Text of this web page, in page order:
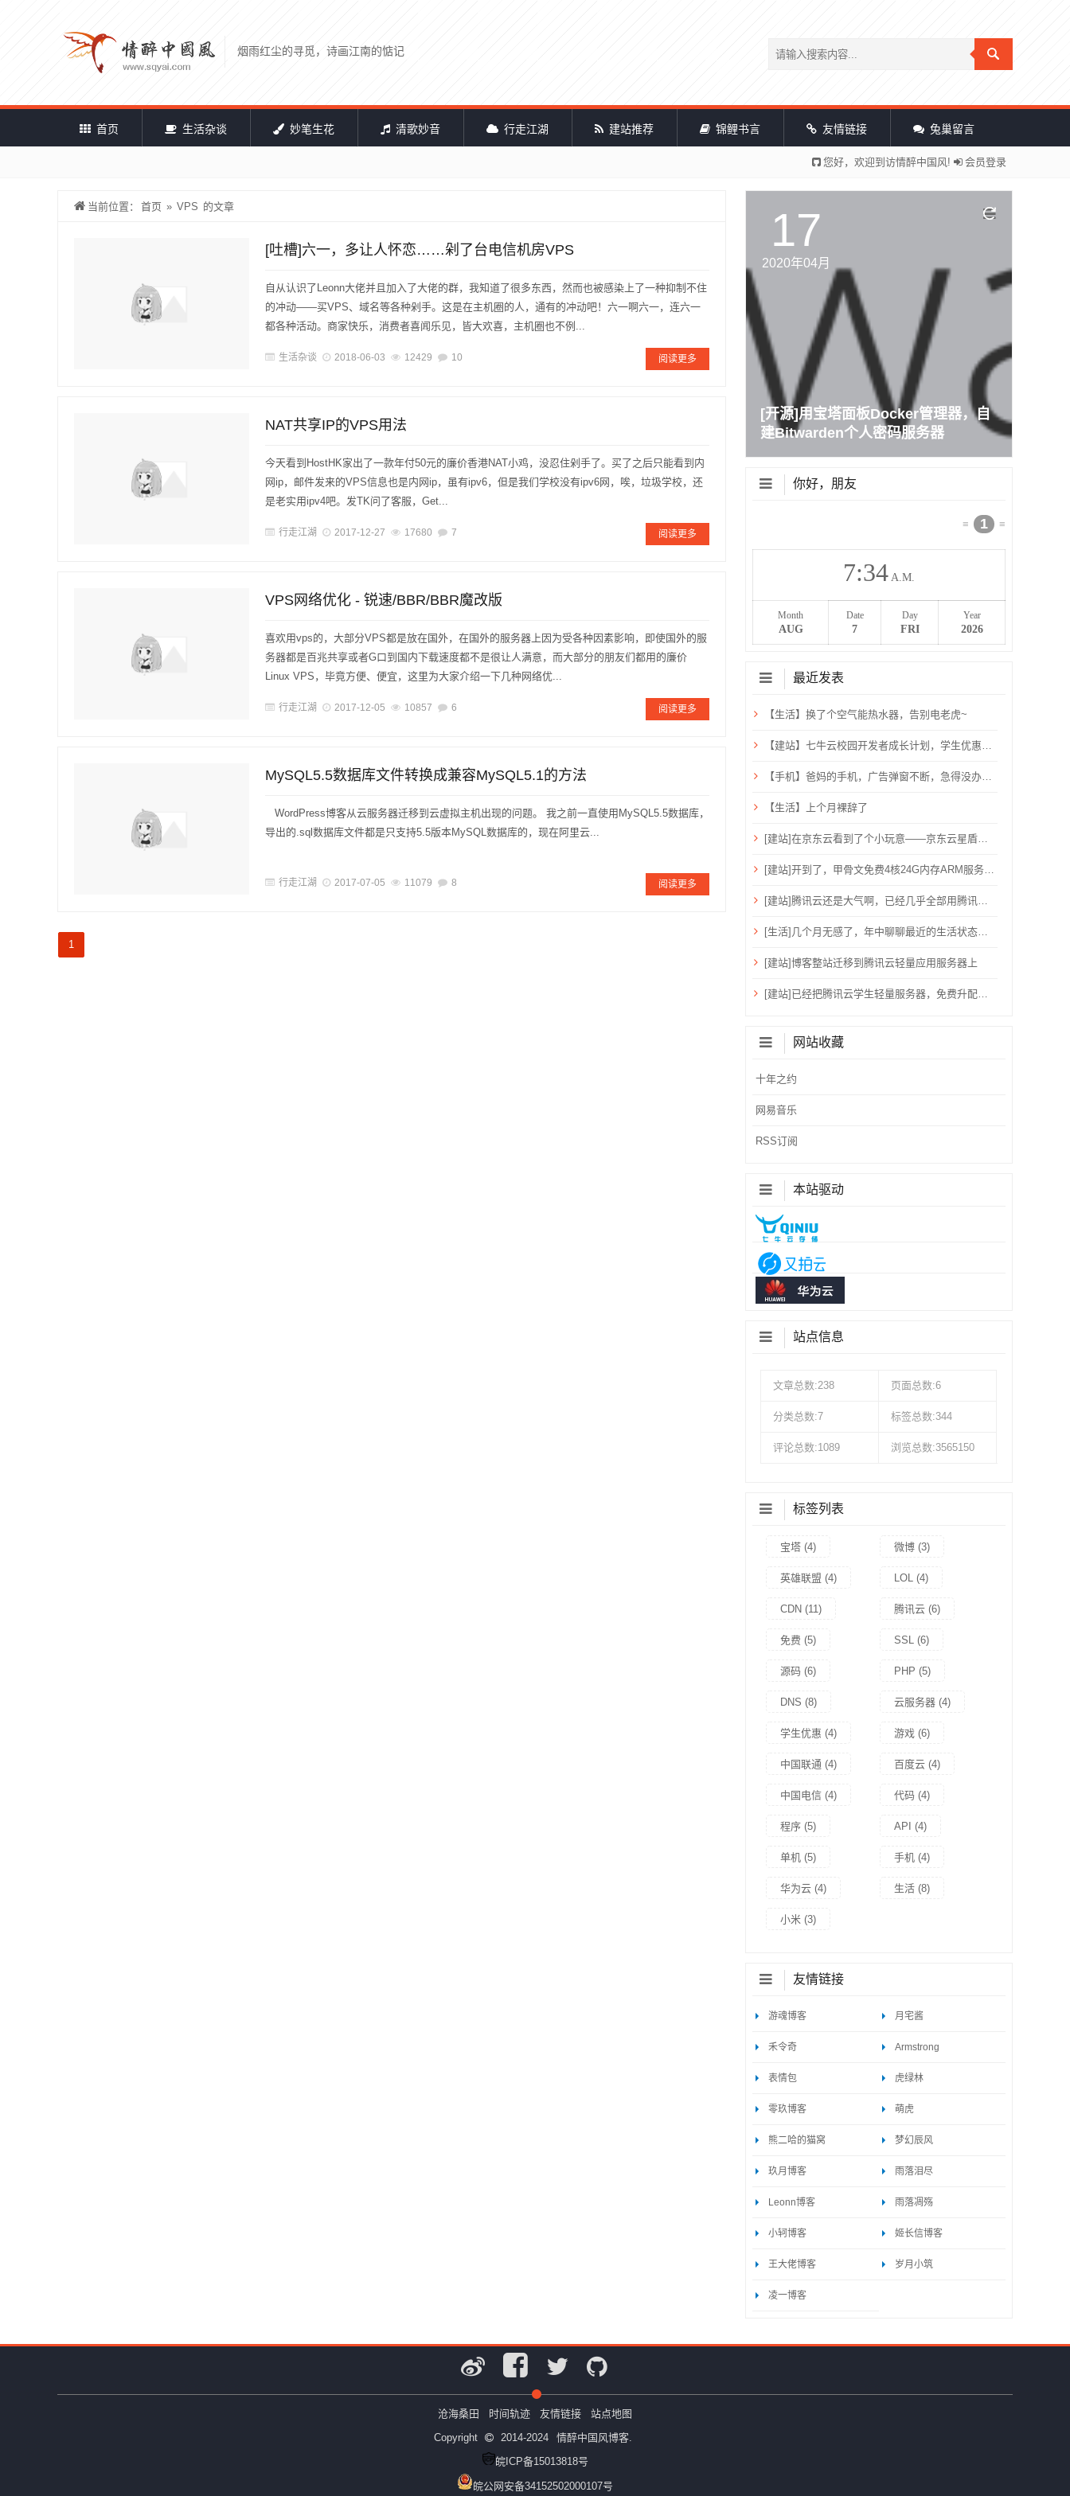
烟雨红尘的寻觅，诗画江南的惦记
首页 生活杂谈 妙笔生花 清歌妙音 行走江湖 建站推荐 锦鲤书言 友情链接 兔巢留言
您好，欢迎到访情醉中国风! 会员登录
当前位置： 首页 » VPS 的文章
[吐槽]六一，多让人怀恋……剁了台电信机房VPS
自从认识了Leonn大佬并且加入了大佬的群，我知道了很多东西，然而也被感染上了一种抑制不住
的冲动——买VPS、域名等各种剁手。这是在主机圈的人，通有的冲动吧！六一啊六一，连六一
都各种活动。商家快乐，消费者喜闻乐见，皆大欢喜，主机圈也不例...
生活杂谈 2018-06-03 12429 10 阅读更多
NAT共享IP的VPS用法
今天看到HostHK家出了一款年付50元的廉价香港NAT小鸡，没忍住剁手了。买了之后只能看到内
网ip，邮件发来的VPS信息也是内网ip，虽有ipv6，但是我们学校没有ipv6网，唉，垃圾学校，还
是老实用ipv4吧。发TK问了客服，Get...
行走江湖 2017-12-27 17680 7 阅读更多
VPS网络优化 - 锐速/BBR/BBR魔改版
喜欢用vps的，大部分VPS都是放在国外，在国外的服务器上因为受各种因素影响，即使国外的服
务器都是百兆共享或者G口到国内下载速度都不是很让人满意，而大部分的朋友们都用的廉价
Linux VPS，毕竟方便、便宜，这里为大家介绍一下几种网络优...
行走江湖 2017-12-05 10857 6 阅读更多
MySQL5.5数据库文件转换成兼容MySQL5.1的方法
WordPress博客从云服务器迁移到云虚拟主机出现的问题。 我之前一直使用MySQL5.5数据库，
导出的.sql数据库文件都是只支持5.5版本MySQL数据库的，现在阿里云...
行走江湖 2017-07-05 11079 8 阅读更多
1
17
2020年04月
[开源]用宝塔面板Docker管理器，自
建Bitwarden个人密码服务器
你好，朋友
≡ 1 ≡
7 34 A.M.
Month
AUG
Date
7
Day
FRI
Year
2026
最近发表
【生活】换了个空气能热水器，告别电老虎~
【建站】七牛云校园开发者成长计划，学生优惠，需验证学生邮箱
【手机】爸妈的手机，广告弹窗不断，急得没办法只能关机重启？用ADB卸载快应用框架！
【生活】上个月裸辞了
[建站]在京东云看到了个小玩意——京东云星盾安全加速。
[建站]开到了，甲骨文免费4核24G内存ARM服务器~
[建站]腾讯云还是大气啊，已经几乎全部用腾讯云了！
[生活]几个月无感了，年中聊聊最近的生活状态吧！
[建站]博客整站迁移到腾讯云轻量应用服务器上
[建站]已经把腾讯云学生轻量服务器，免费升配到：2核心、4G内存、6M带宽、80G硬盘、1200G流量
网站收藏
十年之约
网易音乐
RSS订阅
本站驱动
站点信息
文章总数:238 页面总数:6
分类总数:7 标签总数:344
评论总数:1089 浏览总数:3565150
标签列表
宝塔 (4) 微博(3)
英雄联盟 (4) LOL(4)
CDN (11) 腾讯云(6)
免费 (5) SSL(6)
源码 (6) PHP (5)
DNS (8) 云服务器(4)
学生优惠 (4) 游戏(6)
中国联通 (4) 百度云(4)
中国电信 (4) 代码(4)
程序 (5) API (4)
单机 (5) 手机(4)
华为云 (4) 生活(8)
小米 (3)
友情链接
游魂博客 月宅酱
禾令奇 Armstrong
表情包 虎绿林
零玖博客 萌虎
熊二哈的猫窝 梦幻辰风
玖月博客 雨落泪尽
Leonn博客 雨落凋殇
小轲博客 姬长信博客
王大佬博客 岁月小筑
凌一博客
沧海桑田 时间轨迹 友情链接
站点地图
Copyright
2014-2024
情醉中国风博客.
皖ICP备15013818号
皖公网安备34152502000107号